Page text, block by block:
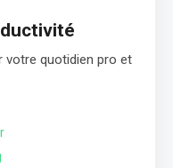
votre quotidien pro et